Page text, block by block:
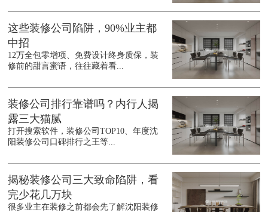
这些装修公司陷阱，90%业主都
中招
12万全包零增项、免费设计终身质保，装
修前的甜言蜜语，往往藏着看...
装修公司排行靠谱吗？内行人揭
露三大猫腻
打开搜索软件，装修公司TOP10、年度沈
阳装修公司口碑排行之王等...
揭秘装修公司三大致命陷阱，看
完少花几万块
很多业主在装修之前都会先了解沈阳装修